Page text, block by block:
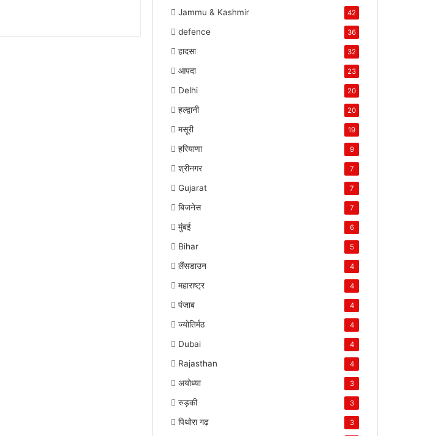
Jammu & Kashmir 42
defence 36
हादसा 32
आपदा 23
Delhi 20
हल्द्वानी 20
मसूरी 19
हरियाणा 9
श्रीनगर 7
Gujarat 7
बिजनेस 7
मुंबई 6
Bihar 5
लैंसडाउन 4
महाराष्ट्र 4
पंजाब 4
ज्योतिर्मठ 4
Dubai 4
Rajasthan 4
अयोध्या 3
रुड़की 3
पिथोरा गढ़ 3